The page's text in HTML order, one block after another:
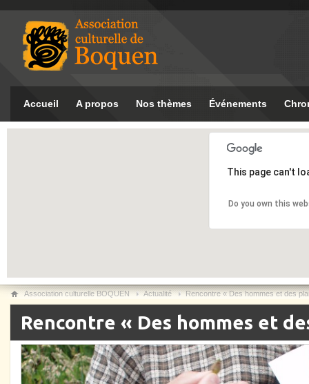
Accueil A propos Nos thèmes Événements
This page can't
Do you own this
Association culturelle BOQUEN Actualité Rencontre « Des hommes et des
Rencontre « Des hommes et